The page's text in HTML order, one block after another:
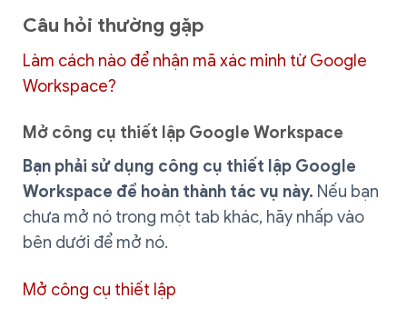
Câu hỏi thường gặp
Làm cách nào để nhận mã xác minh từ Google
Workspace?
Mở công cụ thiết lập Google Workspace
Bạn phải sử dụng công cụ thiết lập Google
Workspace để hoàn thành tác vụ này. Nếu bạn
chưa mở nó trong một tab khác, hãy nhấp vào
bên dưới để mở nó.
Mở công cụ thiết lập